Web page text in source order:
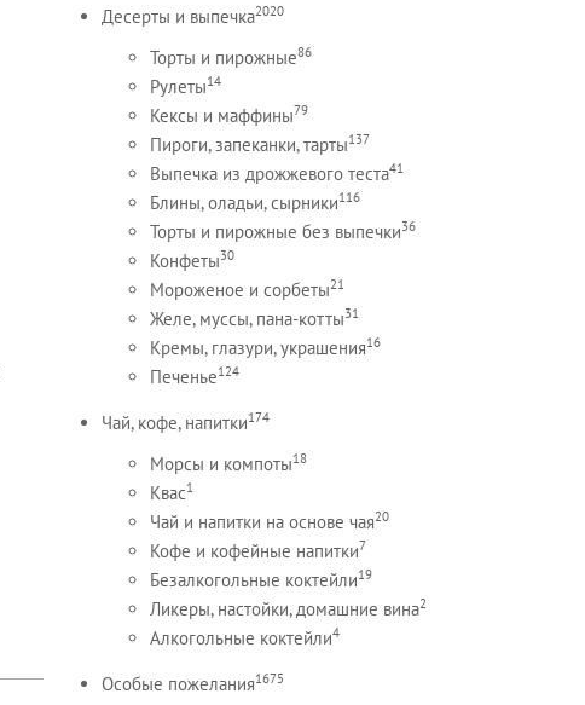
Десерты и выпечка2020
Торты и пирожные86
Рулеты14
Кексы и маффины79
Пироги, запеканки, тарты137
Выпечка из дрожжевого теста41
Блины, оладьи, сырники116
Торты и пирожные без выпечки36
Конфеты30
Мороженое и сорбеты21
Желе, муссы, пана-котты31
Кремы, глазури, украшения16
Печенье124
Чай, кофе, напитки174
Морсы и компоты18
Квас1
Чай и напитки на основе чая20
Кофе и кофейные напитки7
Безалкогольные коктейли19
Ликеры, настойки, домашние вина2
Алкогольные коктейли4
Особые пожелания1675